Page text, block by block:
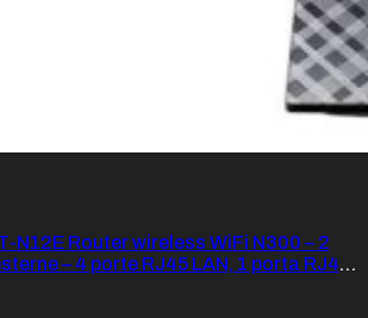
N12E Router wireless WiFi N300 – 2
– 4 porte RJ45 LAN, 1 porta RJ45